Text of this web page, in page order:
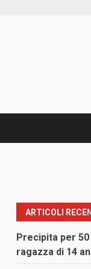
ARTICOLI
Precipita per
ragazza di 14